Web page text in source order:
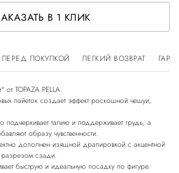
В 1 КЛИК
ПОКУПКОЙ ЛЕГКИЙ ВОЗВРАТ
TOPAZA PELLA.
пайеток создает эффект роскошной чешуи,
подчеркивает талию и поддерживает грудь, а
образу чувственности.
дополнен изящной драпировкой с акцентной
разрезом сзади.
быструю и идеальную посадку по фигуре.